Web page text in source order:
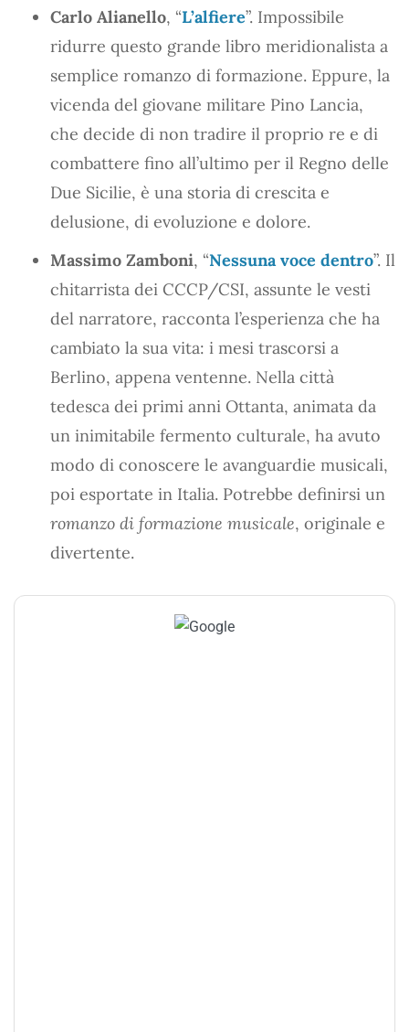
Carlo Alianello, “L’alfiere”. Impossibile
ridurre questo grande libro meridionalista a
semplice romanzo di formazione. Eppure, la
vicenda del giovane militare Pino Lancia,
che decide di non tradire il proprio re e di
combattere fino all’ultimo per il Regno delle
Due Sicilie, è una storia di crescita e
delusione, di evoluzione e dolore.
Massimo Zamboni, “Nessuna voce dentro”. Il
chitarrista dei CCCP/CSI, assunte le vesti
del narratore, racconta l’esperienza che ha
cambiato la sua vita: i mesi trascorsi a
Berlino, appena ventenne. Nella città
tedesca dei primi anni Ottanta, animata da
un inimitabile fermento culturale, ha avuto
modo di conoscere le avanguardie musicali,
poi esportate in Italia. Potrebbe definirsi un
romanzo di formazione musicale, originale e
divertente.